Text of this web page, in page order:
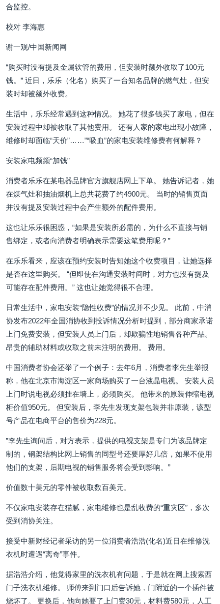
合监控。
校对 李海惠
谢一观/中国新闻网
“购买时没有提及金属软管的费用，但安装时额外收取了100元
钱。” 近日，乐乐（化名）购买了一台知名品牌的燃气灶，但安
装时却被额外收费。
生活中，乐乐经常遇到这种情况。 她花了很多钱买了家电，但在
安装过程中却被收取了其他费用。 还有人家的家电出现小故障，
维修时却面临“天价”……”“吸血”的家电安装维修费有何解释？
安装家电频频“加钱”
消费者乐乐在某电器品牌官方旗舰店网上下单。 她告诉记者，她
在煤气灶和抽油烟机上总共花费了约4900元。 当时的销售页面
并没有提及安装过程中会产生额外的配件费用。
这也让乐乐很困惑，“如果是安装所必需的，为什么不直接与销
售绑定，或者向消费者明确表示需要这笔费用呢？”
在乐乐看来，应该在预约安装时告知她这个收费项目，让她选择
是否在这里购买。 “但即使在沟通安装时间时，对方也没有提及
可能存在配件费用。” 这也让她觉得很不合理。
日常生活中，家电安装“隐性收费”的情况并不少见。 此前，中消
协发布2022年全国消协收到投诉情况分析时提到，部分商家承诺
上门免费安装，但安装人员上门后，却欺骗性地销售各种产品。
昂贵的辅助材料或收取之前未注明的费用。 费用。
中国消费者协会还举了一个例子：去年6月，消费者李先生举报
称，他在北京市海淀区一家商场购买了一台液晶电视。 安装人员
上门时说电视必须挂在墙上，必须购买。 他带来的原装伸缩电视
柜价值950元。 但安装后，李先生发现支架包装并非原装，该型
号产品在电商平台的售价为228元。
”李先生询问后，对方表示，提供的电视支架是专门为该品牌定
制的，钢架结构比网上销售的同型号还要厚好几倍，如果不使用
他们的支架，后期电视的销售服务将会受到影响。”
价值数十美元的零件被收取数百美元。
不仅家电安装存在猫腻，家电维修也是乱收费的“重灾区”，多次
受到消协关注。
接受中新财经记者采访的另一位消费者浩浩(化名)近日在维修洗
衣机时遭遇“离奇”事件。
据浩浩介绍，他觉得家里的洗衣机有问题，于是就在网上搜索西
门子洗衣机维修。 师傅来到门口后告诉她，门附近的一个插件被
烧坏了。 更换后，他向她要了上门费30元，材料费580元，人工